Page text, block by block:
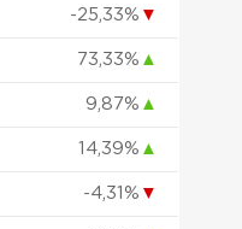
-25,33% ▼
73,33% ▲
9,87% ▲
14,39% ▲
-4,31% ▼